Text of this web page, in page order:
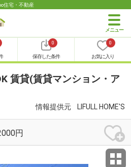
住宅・不動産
0
保存した条件
0
お気に入り
賃貸(賃貸マンション・ア
情報提供元 LIFULL HOME'S
円